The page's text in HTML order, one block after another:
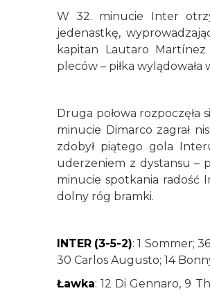
W 32. minucie Inter
jedenastkę,
kapitan Lautaro
pleców – piłka
Druga połowa rozpoczęła
minucie Dimarco zagrał
zdobył piątego gola
uderzeniem z dystansu –
minucie spotkania radość
dolny róg bramki.
INTER (3-5-2): 1 Sommer;
30 Carlos Augusto; 14
Ławka: 12 Di Gennaro, 9